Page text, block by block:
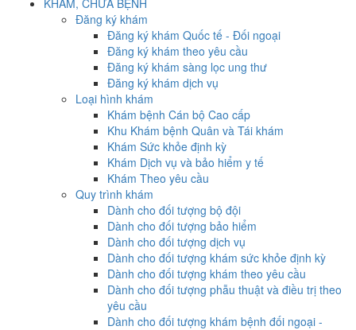
KHÁM, CHỮA BỆNH
Đăng ký khám
Đăng ký khám Quốc tế - Đối ngoại
Đăng ký khám theo yêu cầu
Đăng ký khám sàng lọc ung thư
Đăng ký khám dịch vụ
Loại hình khám
Khám bệnh Cán bộ Cao cấp
Khu Khám bệnh Quân và Tái khám
Khám Sức khỏe định kỳ
Khám Dịch vụ và bảo hiểm y tế
Khám Theo yêu cầu
Quy trình khám
Dành cho đối tượng bộ đội
Dành cho đối tượng bảo hiểm
Dành cho đối tượng dịch vụ
Dành cho đối tượng khám sức khỏe định kỳ
Dành cho đối tượng khám theo yêu cầu
Dành cho đối tượng phẫu thuật và điều trị theo
yêu cầu
Dành cho đối tượng khám bệnh đối ngoại -